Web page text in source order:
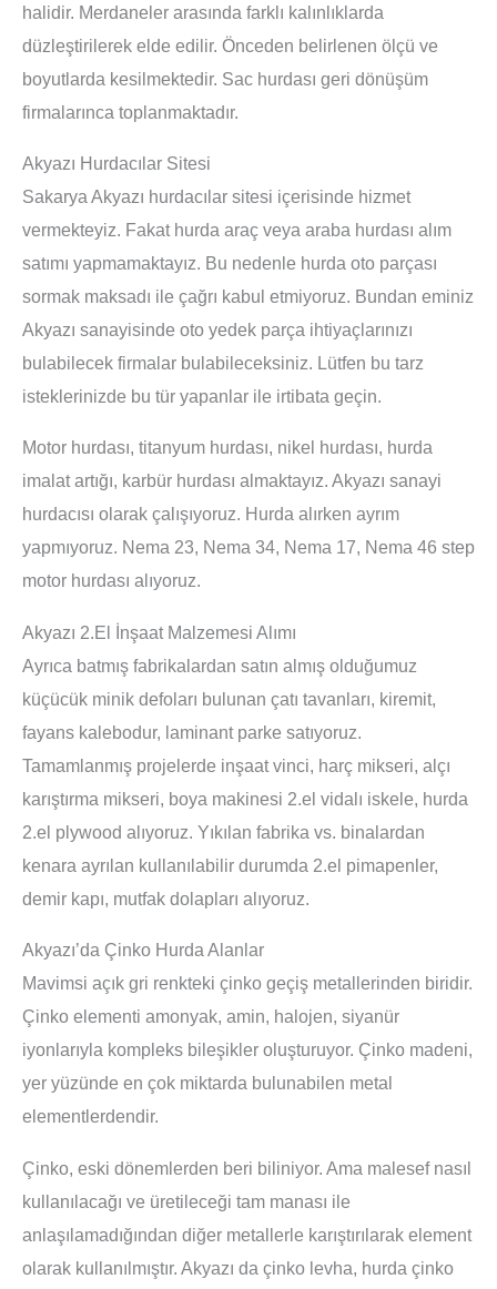
halidir. Merdaneler arasında farklı kalınlıklarda
düzleştirilerek elde edilir. Önceden belirlenen ölçü ve
boyutlarda kesilmektedir. Sac hurdası geri dönüşüm
firmalarınca toplanmaktadır.
Akyazı Hurdacılar Sitesi
Sakarya Akyazı hurdacılar sitesi içerisinde hizmet
vermekteyiz. Fakat hurda araç veya araba hurdası alım
satımı yapmamaktayız. Bu nedenle hurda oto parçası
sormak maksadı ile çağrı kabul etmiyoruz. Bundan eminiz
Akyazı sanayisinde oto yedek parça ihtiyaçlarınızı
bulabilecek firmalar bulabileceksiniz. Lütfen bu tarz
isteklerinizde bu tür yapanlar ile irtibata geçin.
Motor hurdası, titanyum hurdası, nikel hurdası, hurda
imalat artığı, karbür hurdası almaktayız. Akyazı sanayi
hurdacısı olarak çalışıyoruz. Hurda alırken ayrım
yapmıyoruz. Nema 23, Nema 34, Nema 17, Nema 46 step
motor hurdası alıyoruz.
Akyazı 2.El İnşaat Malzemesi Alımı
Ayrıca batmış fabrikalardan satın almış olduğumuz
küçücük minik defoları bulunan çatı tavanları, kiremit,
fayans kalebodur, laminant parke satıyoruz.
Tamamlanmış projelerde inşaat vinci, harç mikseri, alçı
karıştırma mikseri, boya makinesi 2.el vidalı iskele, hurda
2.el plywood alıyoruz. Yıkılan fabrika vs. binalardan
kenara ayrılan kullanılabilir durumda 2.el pimapenler,
demir kapı, mutfak dolapları alıyoruz.
Akyazı’da Çinko Hurda Alanlar
Mavimsi açık gri renkteki çinko geçiş metallerinden biridir.
Çinko elementi amonyak, amin, halojen, siyanür
iyonlarıyla kompleks bileşikler oluşturuyor. Çinko madeni,
yer yüzünde en çok miktarda bulunabilen metal
elementlerdendir.
Çinko, eski dönemlerden beri biliniyor. Ama malesef nasıl
kullanılacağı ve üretileceği tam manası ile
anlaşılamadığından diğer metallerle karıştırılarak element
olarak kullanılmıştır. Akyazı da çinko levha, hurda çinko